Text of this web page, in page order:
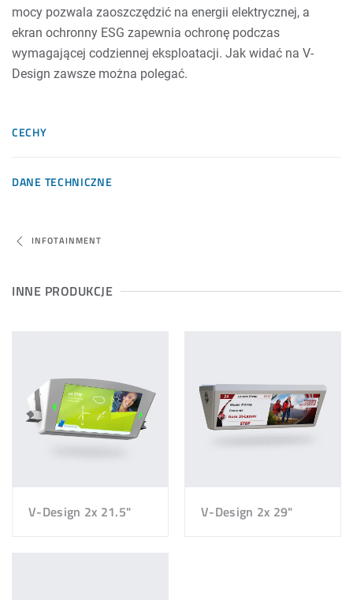
mocy pozwala zaoszczędzić na energii elektrycznej, a
ekran ochronny ESG zapewnia ochronę podczas
wymagającej codziennej eksploatacji. Jak widać na V-
Design zawsze można polegać.
CECHY
DANE TECHNICZNE
INFOTAINMENT
INNE PRODUKCJE
V-Design 2x 21.5" V-Design 2x 29"